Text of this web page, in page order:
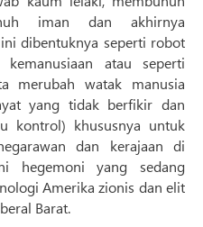
iman dan akhirnya
dibentuknya seperti robot
atau seperti
merubah watak manusia
yang tidak berfikir dan
kontrol) khususnya untuk
dan kerajaan di
hegemoni yang sedang
Amerika zionis dan elit
Barat.